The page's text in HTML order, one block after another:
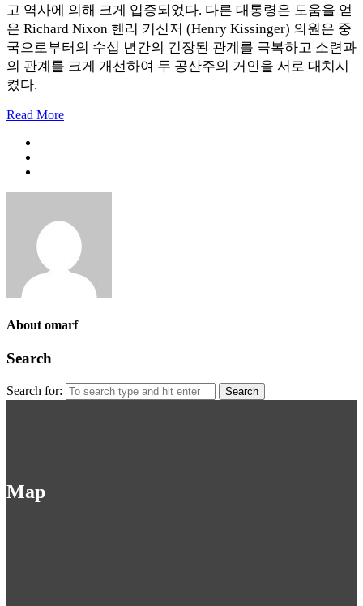
고 역사에 의해 크게 입증되었다. 다른 대통령은 도움을 얻
은 Richard Nixon 헨리 키신저 (Henry Kissinger) 의원은 중
국으로부터의 수십 년간의 긴장된 관계를 극복하고 소련과
의 관계를 크게 개선하여 두 공산주의 거인을 서로 대치시
켰다.
Read More
About omarf
Search
Search for:
Map